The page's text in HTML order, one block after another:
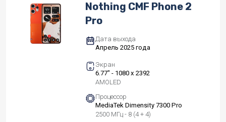
Nothing CMF Phone 2
Pro
Дата выхода
Апрель 2025 года
Экран
6.77" - 1080 x 2392
AMOLED
Процессор
MediaTek Dimensity 7300 Pro
2500 МГц - 8 (4 + 4)